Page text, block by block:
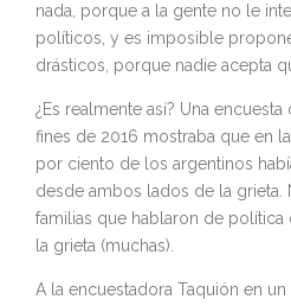
nada, porque a la gente no le
políticos, y es imposible
drásticos, porque nadie acepta
¿Es realmente así? Una encuesta
fines de 2016 mostraba que en
por ciento de los argentinos
desde ambos lados de la grieta.
familias que hablaron de
la grieta (muchas).
A la encuestadora Taquión en